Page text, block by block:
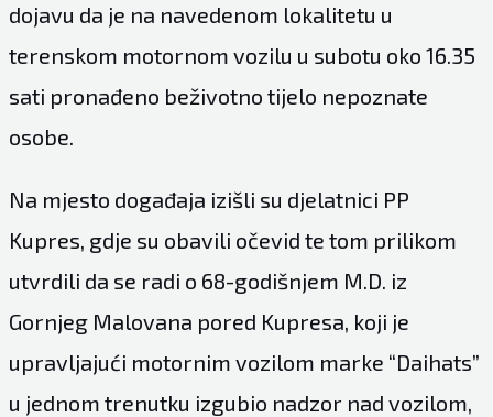
dojavu da je na navedenom lokalitetu u
terenskom motornom vozilu u subotu oko 16.35
sati pronađeno beživotno tijelo nepoznate
osobe.
Na mjesto događaja izišli su djelatnici PP
Kupres, gdje su obavili očevid te tom prilikom
utvrdili da se radi o 68-godišnjem M.D. iz
Gornjeg Malovana pored Kupresa, koji je
upravljajući motornim vozilom marke “Daihats”
u jednom trenutku izgubio nadzor nad vozilom,